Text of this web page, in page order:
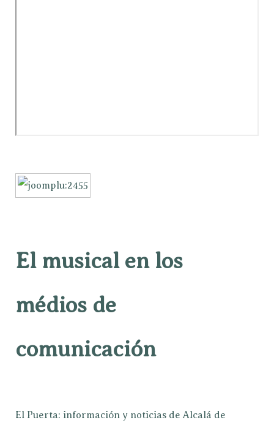
El musical en los
médios de
comunicación
El Puerta: información y noticias de Alcalá de